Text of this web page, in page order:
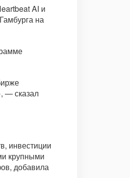
AI и
на
— сказал
инвестиции
крупными
добавила